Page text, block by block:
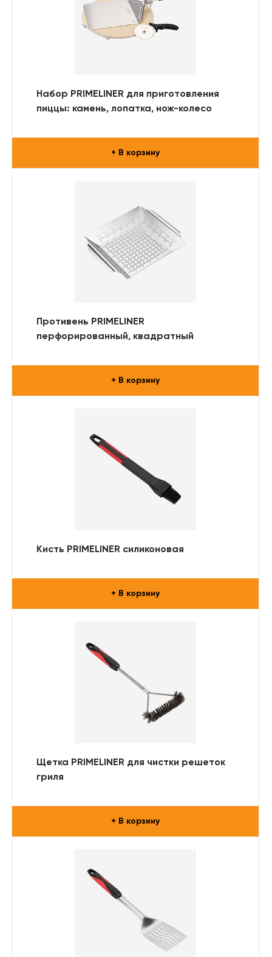
Набор PRIMELINER для приготовления
пиццы: камень, лопатка, нож-колесо
+ В корзину
Противень PRIMELINER
перфорированный, квадратный
+ В корзину
Кисть PRIMELINER силиконовая
+ В корзину
Щетка PRIMELINER для чистки решеток
гриля
+ В корзину